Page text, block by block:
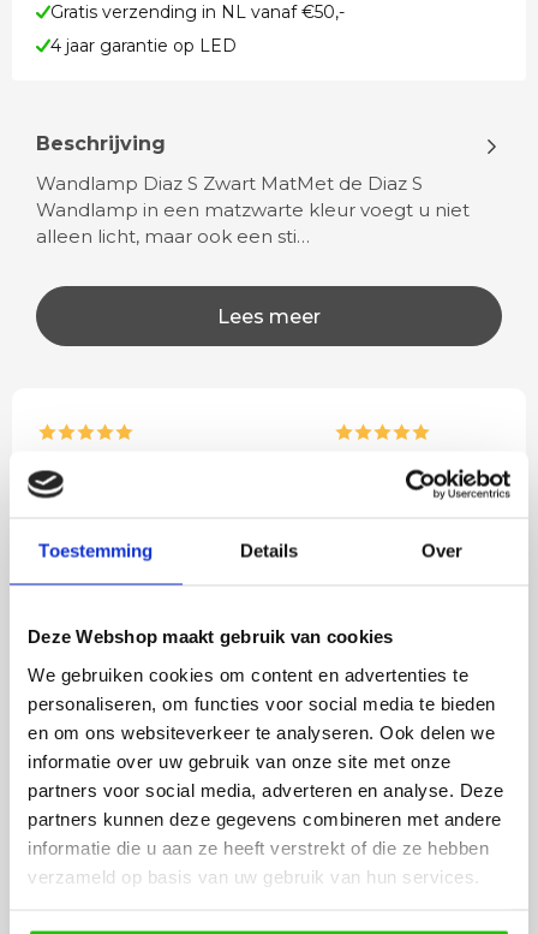
Toestemming Details Over
Deze Webshop maakt gebruik van cookies
We gebruiken cookies om content en advertenties te
personaliseren, om functies voor social media te bieden
en om ons websiteverkeer te analyseren. Ook delen we
informatie over uw gebruik van onze site met onze
partners voor social media, adverteren en analyse. Deze
partners kunnen deze gegevens combineren met andere
informatie die u aan ze heeft verstrekt of die ze hebben
verzameld op basis van uw gebruik van hun services.
Gratis verzending in NL vanaf €50,-
4 jaar garantie op LED
Beschrijving
Wandlamp Diaz S Zwart MatMet de Diaz S
Wandlamp in een matzwarte kleur voegt u niet
alleen licht, maar ook een sti…
Lees meer
Fijne site waar ik een mooie
besteld. De volgende dag
werd deze al bezorgd. Super
Het bestellen,
volledig naar wens.
eenvoudig te
MEER PRODUCTEN
UIT DE SERIE DIAZ